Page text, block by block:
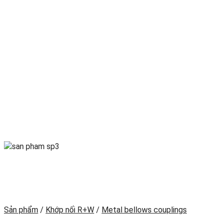
Sản phẩm / Khớp nối R+W / Metal bellows couplings